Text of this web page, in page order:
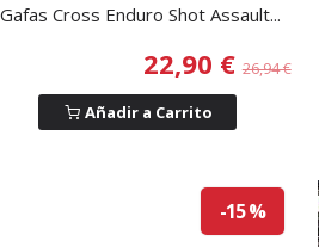
Gafas Cross Enduro Shot Assault...
22,90 €26,94 €
Añadir a Carrito
-15 %